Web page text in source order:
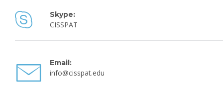
Skype:
CISSPAT
Email:
info@cisspat.edu